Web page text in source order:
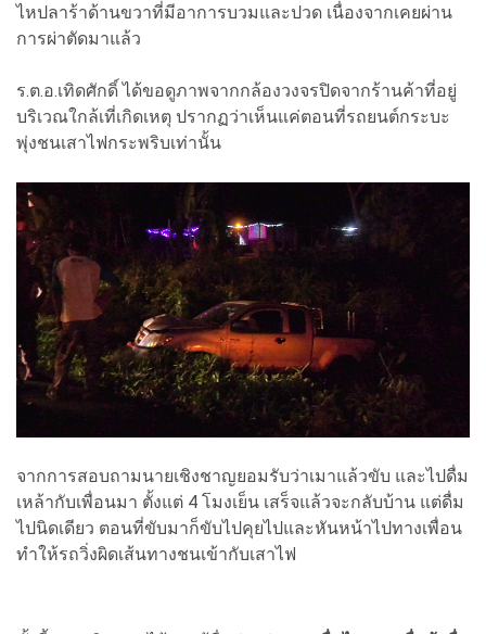
ไหปลาร้าด้านขวาที่มีอาการบวมและปวด เนื่องจากเคยผ่าน
การผ่าตัดมาแล้ว
ร.ต.อ.เทิดศักดิ์ ได้ขอดูภาพจากกล้องวงจรปิดจากร้านค้าที่อยู่
บริเวณใกล้เที่เกิดเหตุ ปรากฏว่าเห็นแค่ตอนที่รถยนต์กระบะ
พุ่งชนเสาไฟกระพริบเท่านั้น
จากการสอบถามนายเชิงชาญยอมรับว่าเมาแล้วขับ และไปดื่ม
เหล้ากับเพื่อนมา ตั้งแต่ 4 โมงเย็น เสร็จแล้วจะกลับบ้าน แต่ดื่ม
ไปนิดเดียว ตอนที่ขับมาก็ขับไปคุยไปและหันหน้าไปทางเพื่อน
ทำให้รถวิ่งผิดเส้นทางชนเข้ากับเสาไฟ